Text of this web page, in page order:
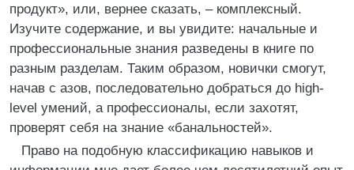
продукт», или, вернее сказать, – комплексный.
Изучите содержание, и вы увидите: начальные и
профессиональные знания разведены в книге по
разным разделам. Таким образом, новички смогут,
начав с азов, последовательно добраться до high-
level умений, а профессионалы, если захотят,
проверят себя на знание «банальностей».
Право на подобную классификацию навыков и